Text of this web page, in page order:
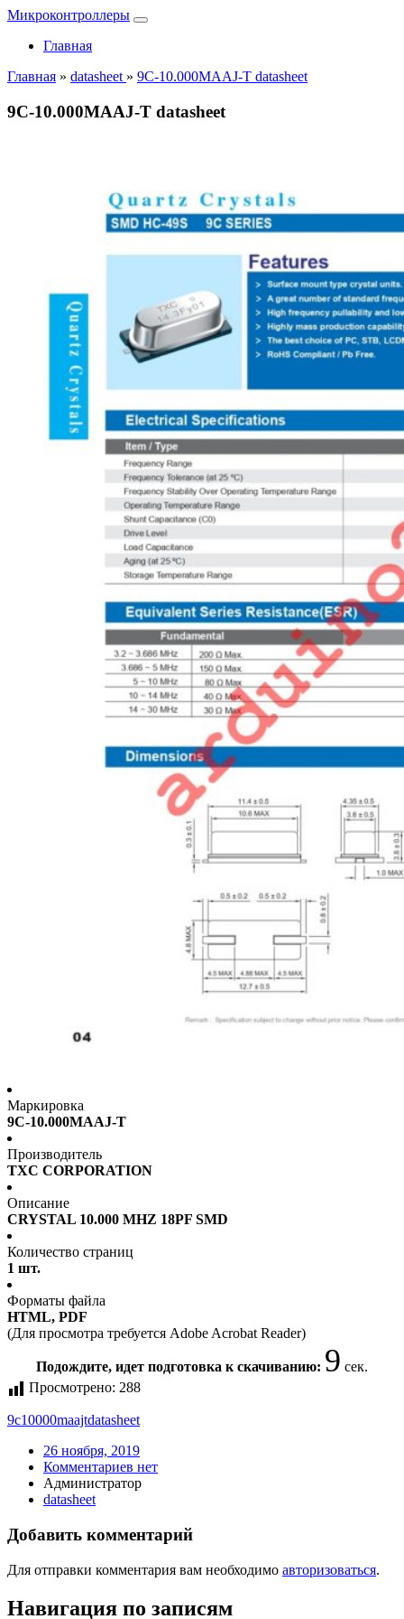
Микроконтроллеры
Главная
Главная » datasheet » 9C-10.000MAAJ-T datasheet
9C-10.000MAAJ-T datasheet
Маркировка
9C-10.000MAAJ-T
Производитель
TXC CORPORATION
Описание
CRYSTAL 10.000 MHZ 18PF SMD
Количество страниц
1 шт.
Форматы файла
HTML, PDF
(Для просмотра требуется Adobe Acrobat Reader)
Подождите, идет подготовка к скачиванию: 9 сек.
Просмотрено: 288
9c10000maajtdatasheet
26 ноября, 2019
Комментариев нет
Администратор
datasheet
Добавить комментарий
Для отправки комментария вам необходимо авторизоваться.
Навигация по записям